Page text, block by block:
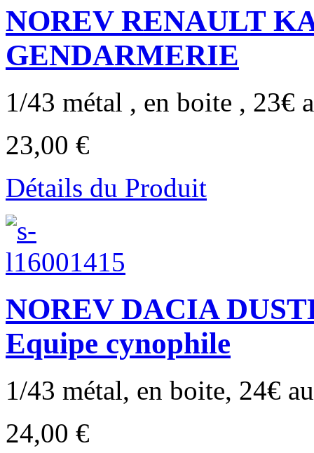
NOREV RENAULT
GENDARMERIE
1/43 métal , en boite , 23€
23,00 €
Détails du Produit
NOREV DACIA
Equipe cynophile
1/43 métal, en boite, 24€
24,00 €